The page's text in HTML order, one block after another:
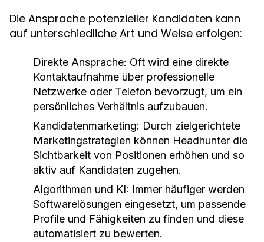
Die Ansprache potenzieller Kandidaten kann
auf unterschiedliche Art und Weise erfolgen:
Direkte Ansprache: Oft wird eine direkte
Kontaktaufnahme über professionelle
Netzwerke oder Telefon bevorzugt, um ein
persönliches Verhältnis aufzubauen.
Kandidatenmarketing: Durch zielgerichtete
Marketingstrategien können Headhunter die
Sichtbarkeit von Positionen erhöhen und so
aktiv auf Kandidaten zugehen.
Algorithmen und KI: Immer häufiger werden
Softwarelösungen eingesetzt, um passende
Profile und Fähigkeiten zu finden und diese
automatisiert zu bewerten.